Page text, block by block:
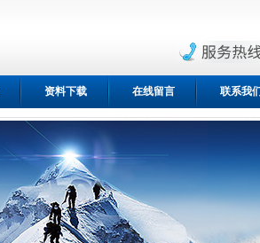
资料下载 在线留言 联系我们